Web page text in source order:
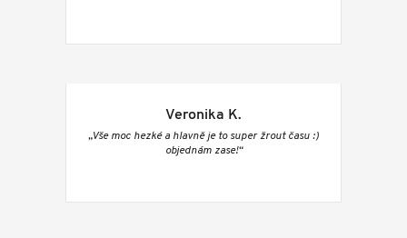
Veronika K.
„Vše moc hezké a hlavně je to super žrout času :)
objednám zase!“